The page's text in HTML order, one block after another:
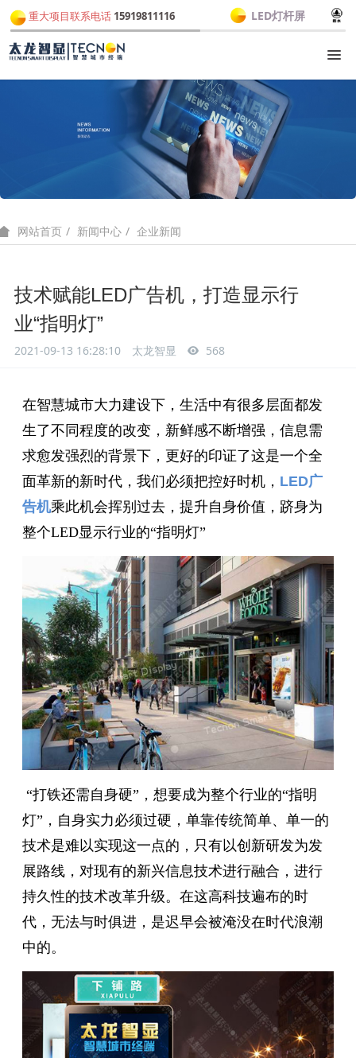
重大项目联系电话 15919811116 LED灯杆屏
网站首页 新闻中心 企业新闻
技术赋能LED广告机，打造显示行
业“指明灯”
2021-09-13 16:28:10 太龙智显 568
在智慧城市大力建设下，生活中有很多层面都发
生了不同程度的改变，新鲜感不断增强，信息需
求愈发强烈的背景下，更好的印证了这是一个全
面革新的新时代，我们必须把控好时机， LED广
告机乘此机会挥别过去，提升自身价值，跻身为
整个LED显示行业的“指明灯”
“打铁还需自身硬”，想要成为整个行业的“指明
灯”，自身实力必须过硬，单靠传统简单、单一的
技术是难以实现这一点的，只有以创新研发为发
展路线，对现有的新兴信息技术进行融合，进行
持久性的技术改革升级。在这高科技遍布的时
代，无法与时俱进，是迟早会被淹没在时代浪潮
中的。